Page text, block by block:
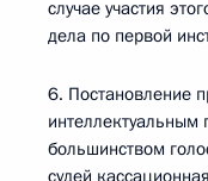
случае участия
дела по первой
6. Постановление
интеллектуальным
большинством
судей